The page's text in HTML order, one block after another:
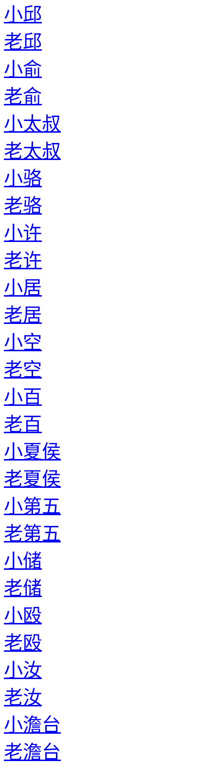
小邱
老邱
小俞
老俞
小太叔
老太叔
小骆
老骆
小许
老许
小居
老居
小空
老空
小百
老百
小夏侯
老夏侯
小第五
老第五
小储
老储
小殴
老殴
小汝
老汝
小澹台
老澹台